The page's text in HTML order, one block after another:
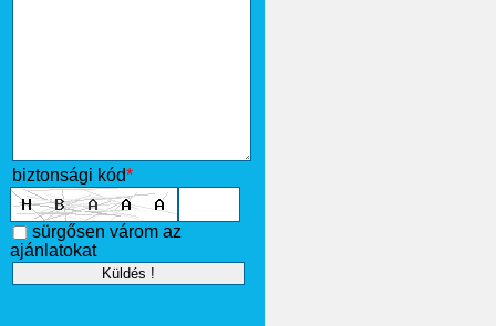
biztonsági kód*
sürgősen várom az
ajánlatokat